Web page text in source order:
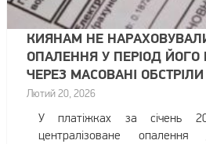
КИЯНАМ НЕ
ОПАЛЕННЯ У ПЕРІОД ЙОГО
ЧЕРЕЗ МАСОВАНІ ОБСТРІЛИ
КИЇВТЕПЛОЕНЕРГО
Лютий 20, 2026
У платіжках за січень
централізоване